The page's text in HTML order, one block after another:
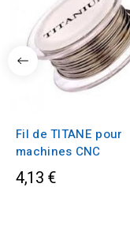
Fil de TITANE pour
machines CNC
4,13 €